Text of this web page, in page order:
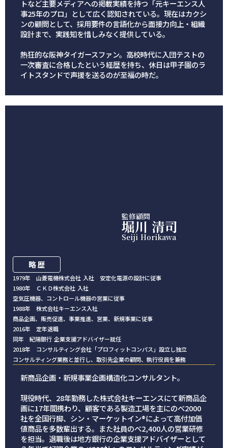
トなど主要メディアへの掲載実績を持つ「元キーエンス人
事25年のプロ」として広く認知されている。現在はカクシ
ンの顧問として、採用要件の言語化から面接力向上・組織
設計まで、実践知を惜しみなく提供している。
熱狂的な阪神タイガースファン。高校時代に入団テストの
一次審査に合格したという経歴を持ち、休日は甲子園のラ
イトスタンドで声援を送るのが至福の時だ。
監修顧問
堀川 清司
Seiji Horikawa
略 歴
1979年 山菱電機株式会社 入社 安定化電源の設計に従事
1980年 ＣＫＤ株式会社 入社
空気圧機器、コントロール機器の営業に従事
1988年 株式会社キーエンス入社
商品企画、販売促進、事業推進、営業、新規事業に従事
2016年 定年退職
同年 紀陽銀行 企業支援アドバイザー就任
2018年 コンサルティング会社「プロフィットコンパス」設立し独立
コンサルティング業務と並行し、取引先企業の顧問、執行役員を兼務
新商品企画・新規事業企画構造化コンサルタント。
現役時代、28年勤務した株式会社キーエンスにて新商品企
画に17年間携わり、顧客である製造工場を主にのべ2000
社を全国行脚、シン・マーケットイン®によって高付加価
値商品を多数輩出する。また社員のべ2,400人の営業研修
を担当。退職後は地方銀行の企業支援アドバイザーとして